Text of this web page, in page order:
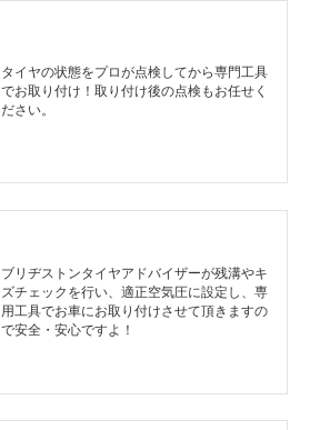
タイヤの状態をプロが点検してから専門工具
でお取り付け！取り付け後の点検もお任せく
ださい。
ブリヂストンタイヤアドバイザーが残溝やキ
ズチェックを行い、適正空気圧に設定し、専
用工具でお車にお取り付けさせて頂きますの
で安全・安心ですよ！